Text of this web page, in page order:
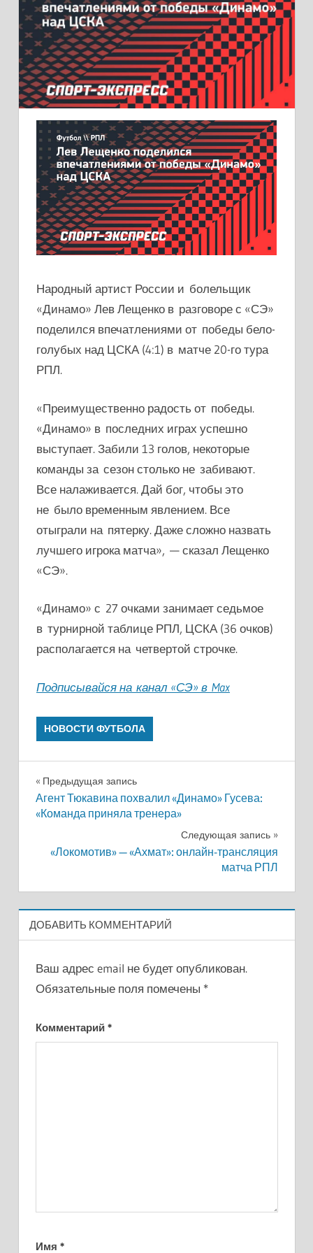
Народный артист России и болельщик
«Динамо» Лев Лещенко в разговоре с «СЭ»
поделился впечатлениями от победы бело-
голубых над ЦСКА (4:1) в матче 20-го тура
РПЛ.
«Преимущественно радость от победы.
«Динамо» в последних играх успешно
выступает. Забили 13 голов, некоторые
команды за сезон столько не забивают.
Все налаживается. Дай бог, чтобы это
не было временным явлением. Все
отыграли на пятерку. Даже сложно назвать
лучшего игрока матча», — сказал Лещенко
«СЭ».
«Динамо» с 27 очками занимает седьмое
в турнирной таблице РПЛ, ЦСКА (36 очков)
располагается на четвертой строчке.
Подписывайся на канал «СЭ» в Max
НОВОСТИ ФУТБОЛА
Навигация
по
Предыдущая запись
Агент Тюкавина похвалил «Динамо» Гусева:
«Команда приняла тренера»
Следующая запись
«Локомотив» — «Ахмат»: онлайн-трансляция
матча РПЛ
ДОБАВИТЬ КОММЕНТАРИЙ
Ваш адрес email не будет опубликован.
Обязательные поля помечены *
Комментарий *
Имя *